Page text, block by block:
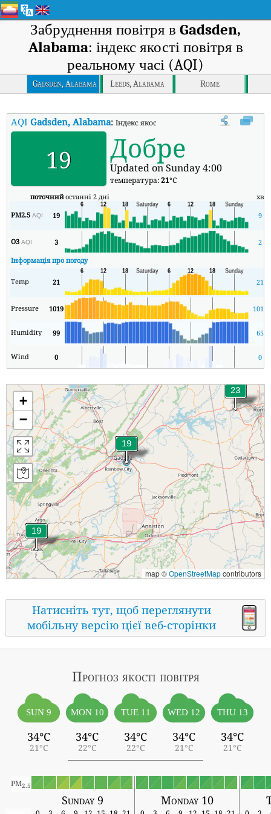
Забруднення повітря в Gadsden,
Alabama: індекс якості повітря в
реальному часі (AQI)
Gadsden, Alabama Leeds, Alabama Rome
AQIGadsden, Alabama:Індекс якості повітря в реальному часі
19 Добре
Updated on Sunday 4:00
температура:21°C
поточнийостанні 2 дні хв
PM2.5AQI 19 9
O3AQI 3
2
Інформація про погоду
Temp 21 21
Pressure 1019 1018
Humidity 99 65
Wind 0 0
+
−
map ©OpenStreetMapcontributors
Натисніть тут, щоб переглянути
мобільну версію цієї веб-сторінки
Прогноз якості повітря
SUN 9
34°C
21°C
MON 10
34°C
22°C
TUE 11
34°C
22°C
WED 12
34°C
21°C
THU 13
34°C
21°C
PM2.5
Sunday 9 Monday 10